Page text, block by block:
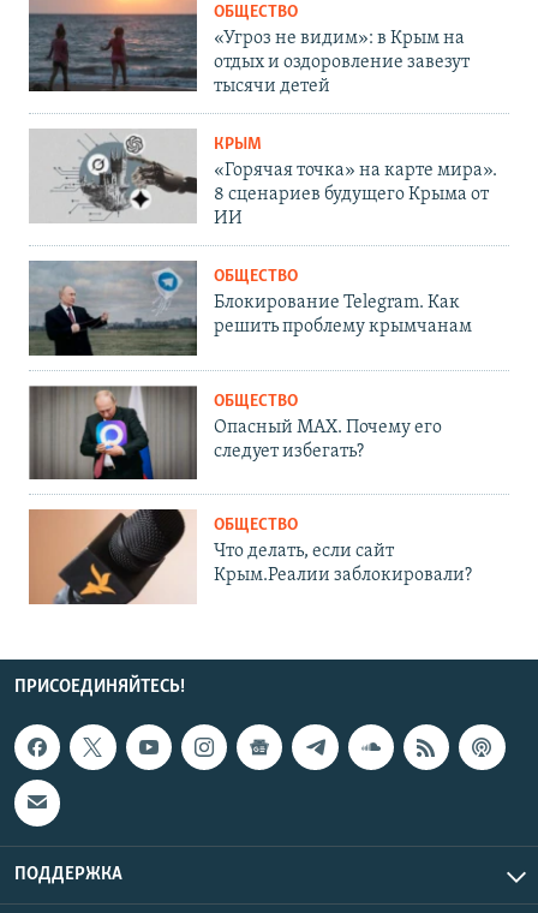
ОБЩЕСТВО
«Угроз не видим»: в Крым на
отдых и оздоровление завезут
тысячи детей
КРЫМ
«Горячая точка» на карте мира».
8 сценариев будущего Крыма от
ИИ
ОБЩЕСТВО
Блокирование Telegram. Как
решить проблему крымчанам
ОБЩЕСТВО
Опасный MAX. Почему его
следует избегать?
ОБЩЕСТВО
Что делать, если сайт
Крым.Реалии заблокировали?
ПРИСОЕДИНЯЙТЕСЬ!
ПОДДЕРЖКА